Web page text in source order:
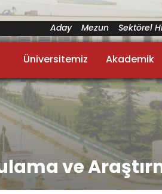
Aday Mezun Sektörel
Üniversitemiz Akademik
ve